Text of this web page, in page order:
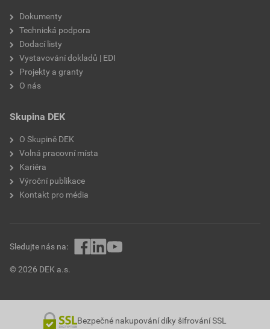
Dokumenty
Technická podpora
Dodací listy
Vystavování dokladů | EDI
Projekty a granty
O nás
Skupina DEK
O Skupině DEK
Volná pracovní místa
Kariéra
Výroční publikace
Kontakt pro média
© 2026 DEK a.s.
Sledujte nás na:
Bezpečné nakupování díky šifrování SSL